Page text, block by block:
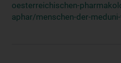
oesterreichischen-
aphar/menschen-der-